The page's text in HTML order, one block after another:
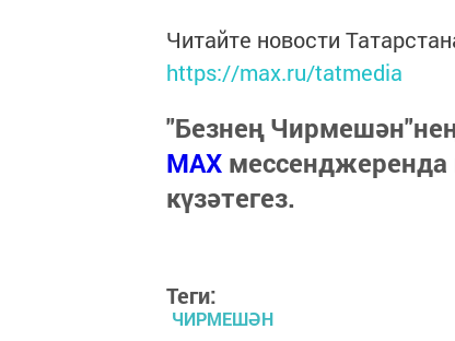
Читайте новости
https://max.ru/tatmedia
"Безнең
МАХ
күзәтегез.
Теги:
ЧИРМЕШӘН